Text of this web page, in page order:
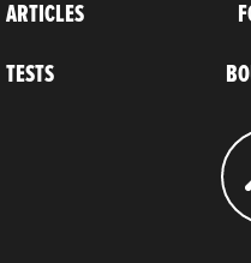
ARTICLES
TESTS